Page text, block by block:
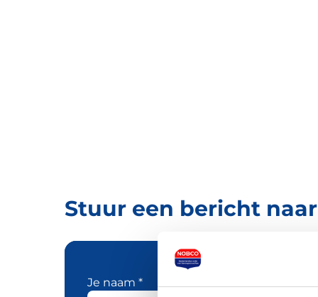
Stuur een bericht
Je naam *